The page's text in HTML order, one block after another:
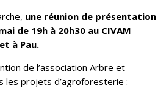
une réunion de présentation
de 19h à 20h30 au CIVAM
à Pau.
de l’association Arbre et
les projets d’agroforesterie :